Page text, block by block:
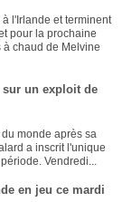
l'Irlande et terminent
pour la prochaine
chaud de Melvine
sur un exploit de
monde après sa
a inscrit l'unique
Vendredi...
en jeu ce mardi